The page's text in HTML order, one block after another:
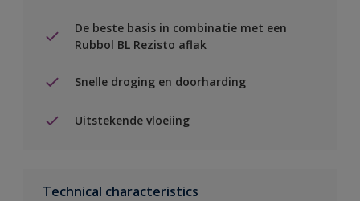
De beste basis in combinatie met een
Rubbol BL Rezisto aflak
Snelle droging en doorharding
Uitstekende vloeiing
Technical characteristics